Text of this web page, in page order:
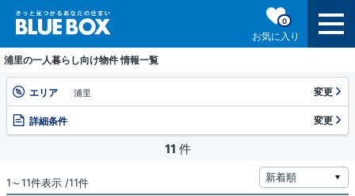
お気に入り
0
浦里の一人暮らし向け物件 情報一覧
エリア 浦里 変更
詳細条件 変更
11 件
1～11件表示 /11件